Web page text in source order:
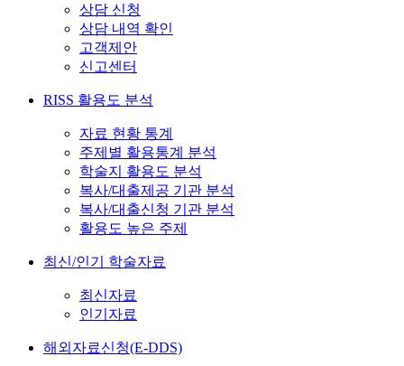
상담 신청
상담 내역 확인
고객제안
신고센터
RISS 활용도 분석
자료 현황 통계
주제별 활용통계 분석
학술지 활용도 분석
복사/대출제공 기관 분석
복사/대출신청 기관 분석
활용도 높은 주제
최신/인기 학술자료
최신자료
인기자료
해외자료신청(E-DDS)